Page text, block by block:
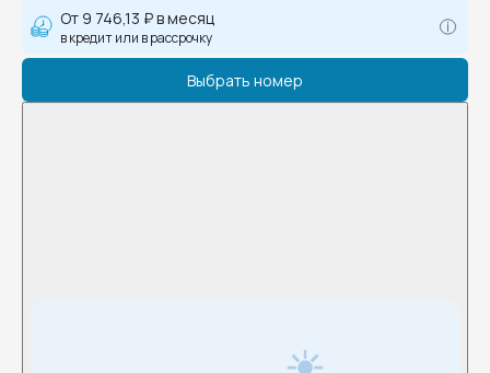
От 9 746,13 ₽в месяц
в кредит или в рассрочку
Выбрать номер